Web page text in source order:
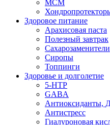
МСМ
Здоровое питание
Арахисовая паста
Полезный завтрак
Сахарозаменители
Сиропы
Топпинги
Здоровье и долголетие
5-HTP
GABA
Антистресс
Гиалуроновая